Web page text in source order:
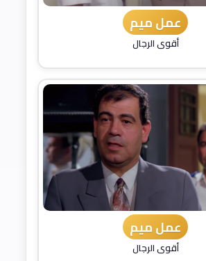
عمل ميم
أقوى الرجال
عمل ميم
أقوى الرجال